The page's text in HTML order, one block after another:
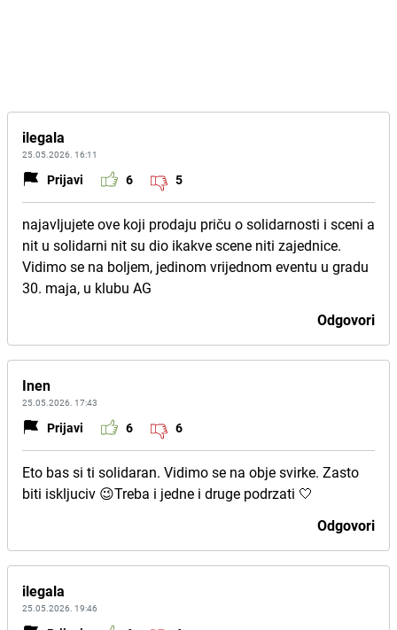
ilegala
25.05.2026. 16:11
Prijavi 6 5
najavljujete ove koji prodaju priču o solidarnosti i sceni a
nit u solidarni nit su dio ikakve scene niti zajednice.
Vidimo se na boljem, jedinom vrijednom eventu u gradu
30. maja, u klubu AG
Odgovori
Inen
25.05.2026. 17:43
Prijavi 6 6
Eto bas si ti solidaran. Vidimo se na obje svirke. Zasto
biti iskljuciv 😉Treba i jedne i druge podrzati 🤍
Odgovori
ilegala
25.05.2026. 19:46